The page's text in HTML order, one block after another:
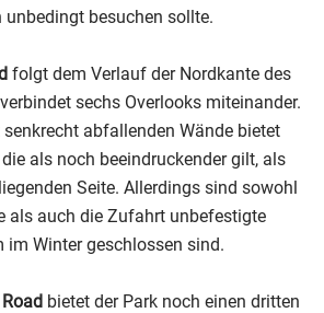
unbedingt besuchen sollte.
folgt dem Verlauf der Nordkante des
sechs Overlooks miteinander.
abfallenden Wände bietet
als noch beeindruckender gilt, als
Seite. Allerdings sind sowohl
als auch die Zufahrt unbefestigte
im Winter geschlossen sind.
bietet der Park noch einen dritten